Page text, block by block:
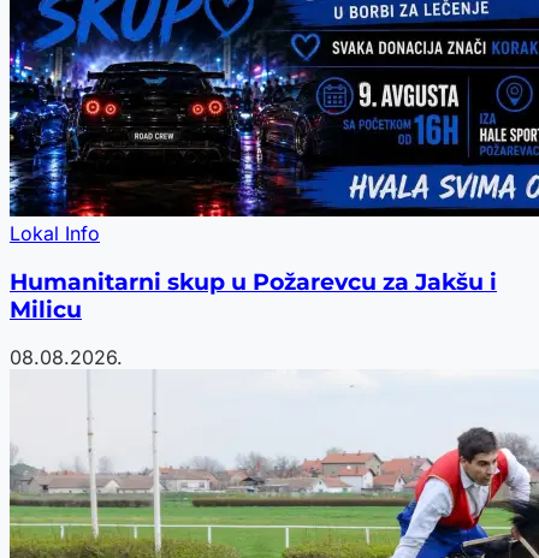
Lokal Info
Humanitarni skup u Požarevcu za Jakšu i
Milicu
08.08.2026.